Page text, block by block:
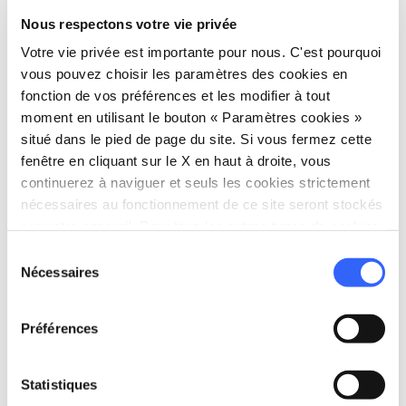
Nous respectons votre vie privée
Votre vie privée est importante pour nous. C'est pourquoi
vous pouvez choisir les paramètres des cookies en
fonction de vos préférences et les modifier à tout
moment en utilisant le bouton « Paramètres cookies »
situé dans le pied de page du site. Si vous fermez cette
fenêtre en cliquant sur le X en haut à droite, vous
continuerez à naviguer et seuls les cookies strictement
nécessaires au fonctionnement de ce site seront stockés
Nécessaires
Préférences
Statistiques
Informations
home Où
Piazza Cesare Battisti, 6, 50050 Limite
Sull'Arno FI, Italia
Planifier
hotel Où dormir ? (en anglais) chevron_right
holiday_village chevron_right